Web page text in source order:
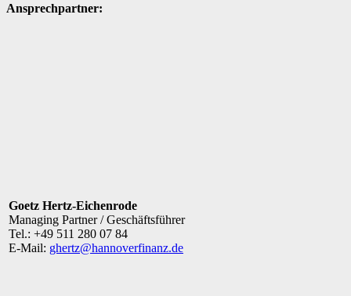
Ansprechpartner:
Goetz Hertz-Eichenrode
Managing Partner / Geschäftsführer
Tel.: +49 511 280 07 84
E-Mail: ghertz@hannoverfinanz.de